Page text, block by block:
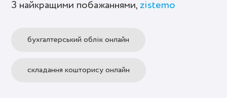
З найкращими побажаннями,zistemo
бухгалтерський облік онлайн
складання кошторису онлайн